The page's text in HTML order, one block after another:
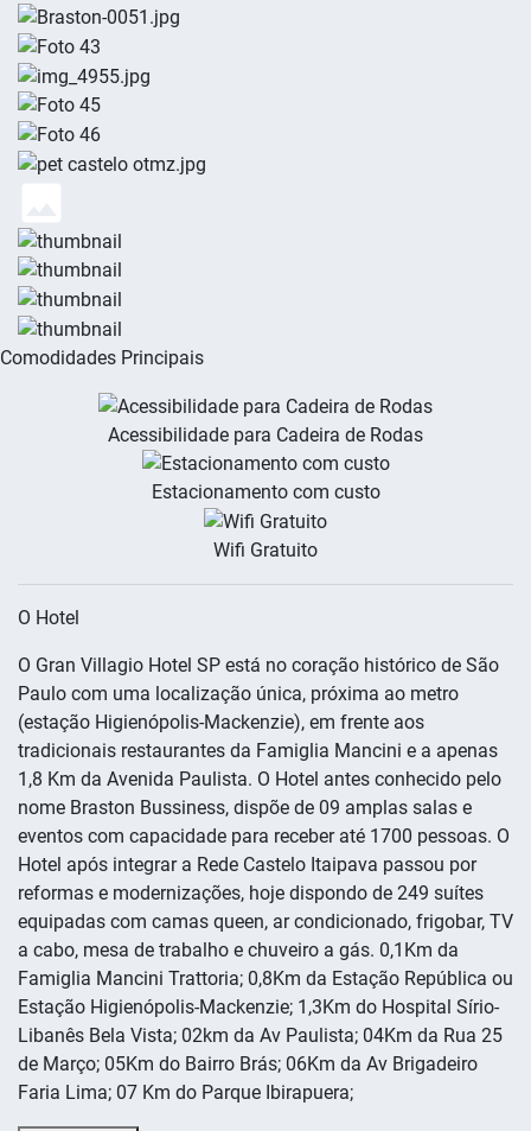
Comodidades Principais
Acessibilidade para Cadeira de Rodas
Estacionamento com custo
Wifi Gratuito
O Hotel
O Gran Villagio Hotel SP está no coração histórico de São
Paulo com uma localização única, próxima ao metro
(estação Higienópolis-Mackenzie), em frente aos
tradicionais restaurantes da Famiglia Mancini e a apenas
1,8 Km da Avenida Paulista. O Hotel antes conhecido pelo
nome Braston Bussiness, dispõe de 09 amplas salas e
eventos com capacidade para receber até 1700 pessoas. O
Hotel após integrar a Rede Castelo Itaipava passou por
reformas e modernizações, hoje dispondo de 249 suítes
equipadas com camas queen, ar condicionado, frigobar, TV
a cabo, mesa de trabalho e chuveiro a gás. 0,1Km da
Famiglia Mancini Trattoria; 0,8Km da Estação República ou
Estação Higienópolis-Mackenzie; 1,3Km do Hospital Sírio-
Libanês Bela Vista; 02km da Av Paulista; 04Km da Rua 25
de Março; 05Km do Bairro Brás; 06Km da Av Brigadeiro
Faria Lima; 07 Km do Parque Ibirapuera;